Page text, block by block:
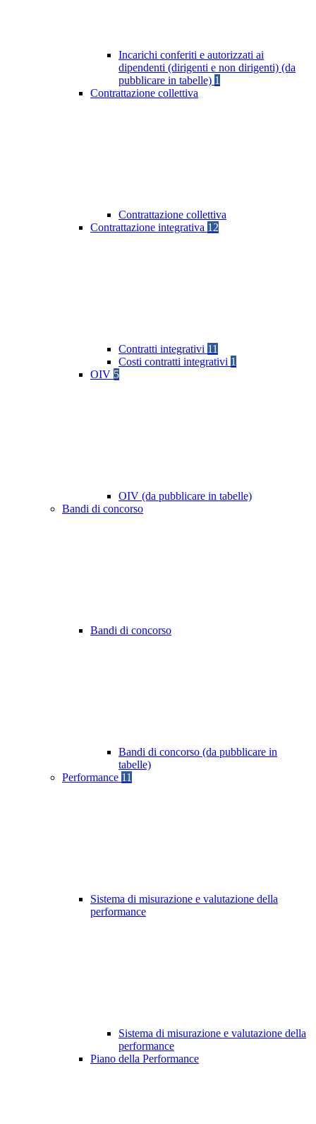
Incarichi conferiti e autorizzati ai
dipendenti (dirigenti e non dirigenti) (da
pubblicare in tabelle) 1
Contrattazione collettiva
Contrattazione collettiva
Contrattazione integrativa 12
Contratti integrativi 11
Costi contratti integrativi 1
OIV 5
OIV (da pubblicare in tabelle)
Bandi di concorso
Bandi di concorso
Bandi di concorso (da pubblicare in
tabelle)
Performance 11
Sistema di misurazione e valutazione della
performance
Sistema di misurazione e valutazione della
performance
Piano della Performance